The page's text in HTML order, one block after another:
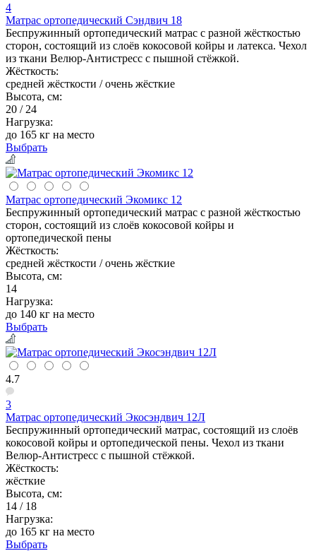
4
Матрас ортопедический Сэндвич 18
Беспружинный ортопедический матрас с разной жёсткостью
сторон, состоящий из слоёв кокосовой койры и латекса. Чехол
из ткани Велюр-Антистресс с пышной стёжкой.
Жёсткость:
средней жёсткости / очень жёсткие
Высота, см:
20 / 24
Нагрузка:
до 165 кг на место
Выбрать
Матрас ортопедический Экомикс 12
Беспружинный ортопедический матрас с разной жёсткостью
сторон, состоящий из слоёв кокосовой койры и
ортопедической пены
Жёсткость:
средней жёсткости / очень жёсткие
Высота, см:
14
Нагрузка:
до 140 кг на место
Выбрать
4.7
3
Матрас ортопедический Экосэндвич 12Л
Беспружинный ортопедический матрас, состоящий из слоёв
кокосовой койры и ортопедической пены. Чехол из ткани
Велюр-Антистресс с пышной стёжкой.
Жёсткость:
жёсткие
Высота, см:
14 / 18
Нагрузка:
до 165 кг на место
Выбрать